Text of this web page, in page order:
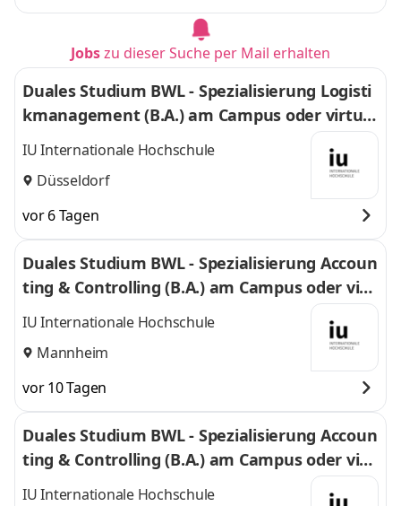
Jobszu dieser Suche per Mail erhalten
Duales Studium BWL - Spezialisierung Logisti
kmanagement (B.A.) am Campus oder virtuel
l
IU Internationale Hochschule
Düsseldorf
vor 6 Tagen
Duales Studium BWL - Spezialisierung Accoun
ting & Controlling (B.A.) am Campus oder virt
uell
IU Internationale Hochschule
Mannheim
vor 10 Tagen
Duales Studium BWL - Spezialisierung Accoun
ting & Controlling (B.A.) am Campus oder virt
uell
IU Internationale Hochschule